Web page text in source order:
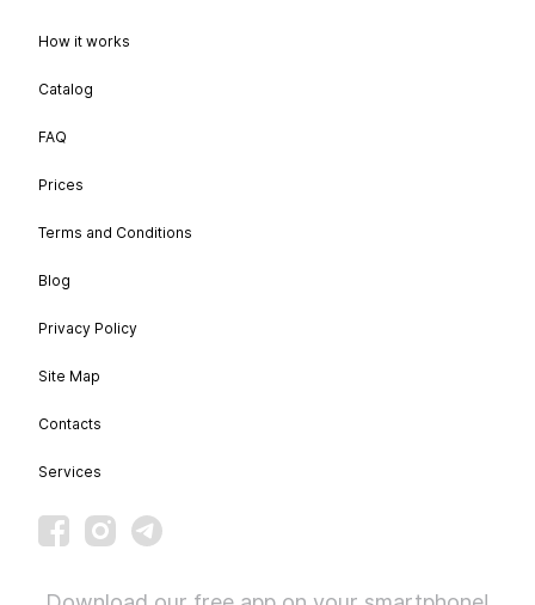
How it works
Catalog
FAQ
Prices
Terms and Conditions
Blog
Privacy Policy
Site Map
Contacts
Services